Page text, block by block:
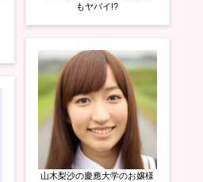
もヤバイ!?
山木梨沙の慶應大学のお嬢様